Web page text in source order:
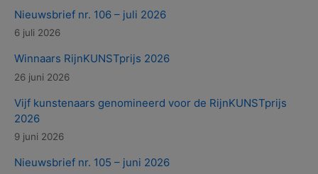
Nieuwsbrief nr. 106 – juli 2026
6 juli 2026
Winnaars RijnKUNSTprijs 2026
26 juni 2026
Vijf kunstenaars genomineerd voor de RijnKUNSTprijs
2026
9 juni 2026
Nieuwsbrief nr. 105 – juni 2026